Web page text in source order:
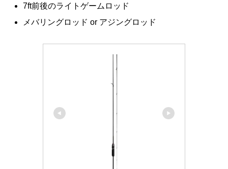
7ft前後のライトゲームロッド
メバリングロッド or アジングロッド